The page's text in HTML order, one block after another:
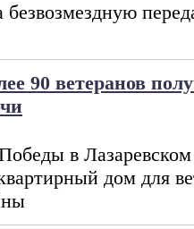
90 ветеранов
в
дом для